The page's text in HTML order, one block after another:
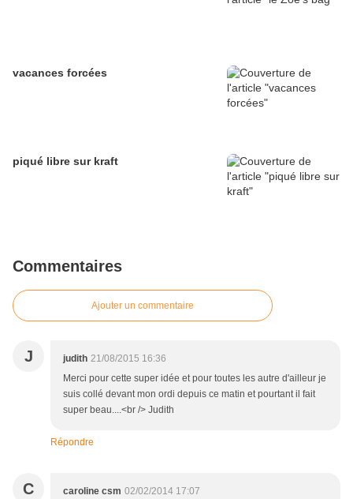
vacances forcées
piqué libre sur kraft
Commentaires
Ajouter un commentaire
J judith 21/08/2015 16:36
Merci pour cette super idée et pour toutes les autre d'ailleur je
suis collé devant mon ordi depuis ce matin et pourtant il fait
super beau....<br /> Judith
Répondre
C caroline csm 02/02/2014 17:07